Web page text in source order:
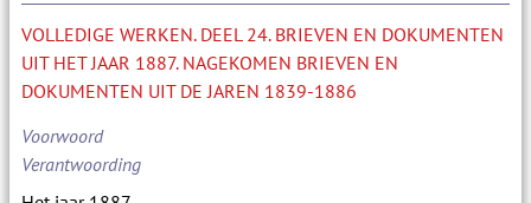
VOLLEDIGE WERKEN. DEEL 24. BRIEVEN EN DOKUMENTEN
UIT HET JAAR 1887. NAGEKOMEN BRIEVEN EN
DOKUMENTEN UIT DE JAREN 1839-1886
Voorwoord
Verantwoording